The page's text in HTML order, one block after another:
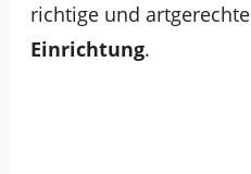
richtige und artgerechte
Einrichtung.